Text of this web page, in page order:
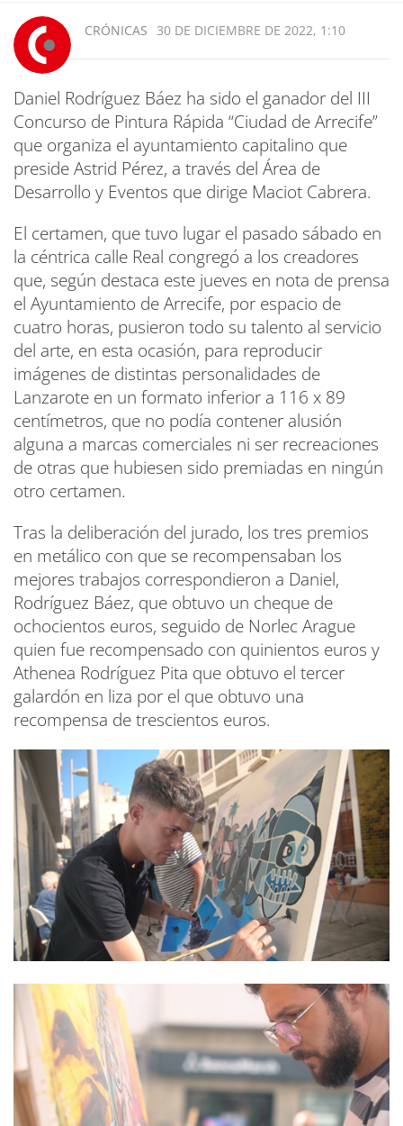
CRÓNICAS 30 DE DICIEMBRE DE 2022, 1:10
Daniel Rodríguez Báez ha sido el ganador del III
Concurso de Pintura Rápida “Ciudad de Arrecife”
que organiza el ayuntamiento capitalino que
preside Astrid Pérez, a través del Área de
Desarrollo y Eventos que dirige Maciot Cabrera.
El certamen, que tuvo lugar el pasado sábado en
la céntrica calle Real congregó a los creadores
que, según destaca este jueves en nota de prensa
el Ayuntamiento de Arrecife, por espacio de
cuatro horas, pusieron todo su talento al servicio
del arte, en esta ocasión, para reproducir
imágenes de distintas personalidades de
Lanzarote en un formato inferior a 116 x 89
centímetros, que no podía contener alusión
alguna a marcas comerciales ni ser recreaciones
de otras que hubiesen sido premiadas en ningún
otro certamen.
Tras la deliberación del jurado, los tres premios
en metálico con que se recompensaban los
mejores trabajos correspondieron a Daniel,
Rodríguez Báez, que obtuvo un cheque de
ochocientos euros, seguido de Norlec Arague
quien fue recompensado con quinientos euros y
Athenea Rodríguez Pita que obtuvo el tercer
galardón en liza por el que obtuvo una
recompensa de trescientos euros.